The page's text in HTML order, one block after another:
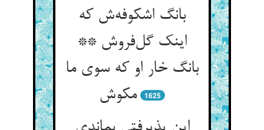
بانگ اشکوفه‌ش که
اینک گل‌فروش **
بانگ خار او که سوی ما
مکوش
1625